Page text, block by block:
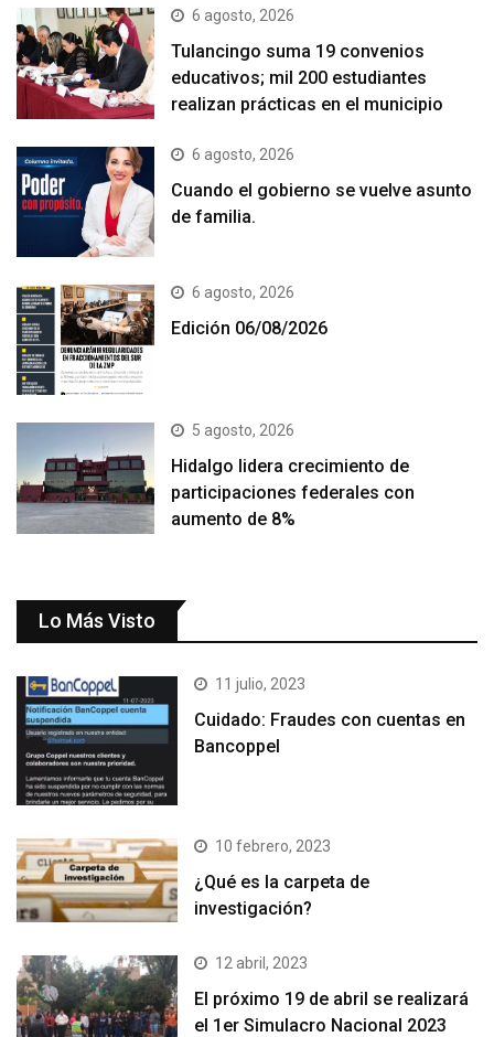
6 agosto, 2026
Tulancingo suma 19 convenios
educativos; mil 200 estudiantes
realizan prácticas en el municipio
6 agosto, 2026
Cuando el gobierno se vuelve asunto
de familia.
6 agosto, 2026
Edición 06/08/2026
5 agosto, 2026
Hidalgo lidera crecimiento de
participaciones federales con
aumento de 8%
Lo Más Visto
11 julio, 2023
Cuidado: Fraudes con cuentas en
Bancoppel
10 febrero, 2023
¿Qué es la carpeta de
investigación?
12 abril, 2023
El próximo 19 de abril se realizará
el 1er Simulacro Nacional 2023